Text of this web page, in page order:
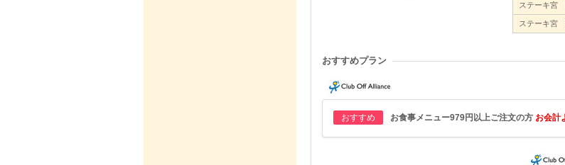
ステーキ宮
ステーキ宮
おすすめプラン
おすすめ お食事メニュー979円以上ご注文の方 お会計